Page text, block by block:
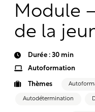
Module
de la
Durée : 30 min
Autoformation
Thèmes
Autodétermination